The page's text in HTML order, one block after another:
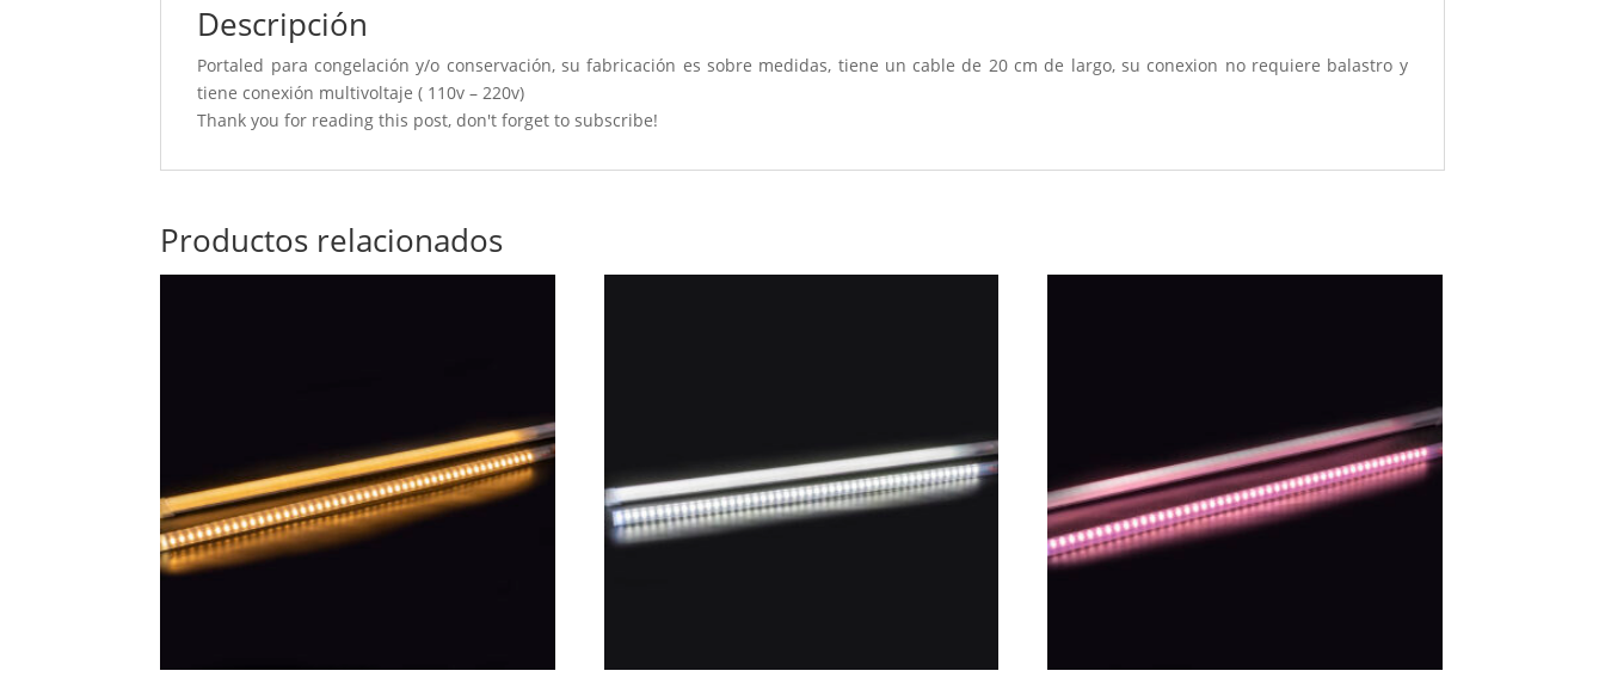
Descripción
Portaled para congelación y/o conservación, su fabricación es sobre medidas, tiene un cable de 20 cm de largo, su conexion no requiere balastro y
tiene conexión multivoltaje ( 110v – 220v)
Thank you for reading this post, don't forget to subscribe!
Productos relacionados